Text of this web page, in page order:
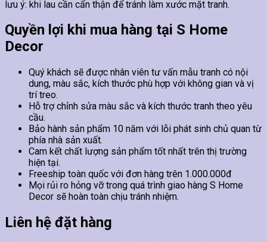
lưu ý: khi lau cần cẩn thận để tránh làm xước mặt tranh.
Quyền lợi khi mua hàng tại S Home
Decor
Quý khách sẽ được nhân viên tư vấn mẫu tranh có nội
dung, màu sắc, kích thước phù hợp với không gian và vị
trí treo.
Hỗ trợ chỉnh sửa màu sắc và kích thước tranh theo yêu
cầu.
Bảo hành sản phẩm 10 năm với lỗi phát sinh chủ quan từ
phía nhà sản xuất.
Cam kết chất lượng sản phẩm tốt nhất trên thị trường
hiện tại.
Freeship toàn quốc với đơn hàng trên 1.000.000đ
Mọi rủi ro hỏng vỡ trong quá trình giao hàng S Home
Decor sẽ hoàn toàn chịu tránh nhiệm.
Liên hệ đặt hàng